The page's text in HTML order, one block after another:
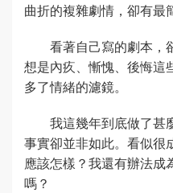
曲折的複雜劇情，卻有最
看著自己寫的劇本，
想是內疚、慚愧、後悔這
多了情緒的濾鏡。
我這幾年到底做了甚
事實卻並非如此。看似很
應該怎樣？我還有辦法成
嗎？